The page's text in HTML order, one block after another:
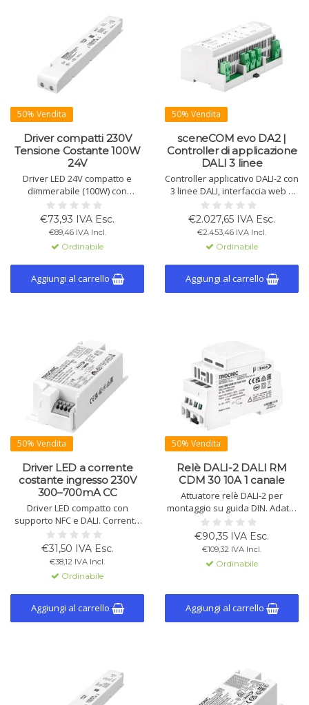
50% Vendita
Driver compatti 230V
Tensione Costante 100W
24V
Driver LED 24V compatto e
dimmerabile (100W) con
interfaccia one4all (DALI-2, DSI,
switchDIM), adatto per strip LED
flessibili, illuminazione
d’emergenza e programmabile
NFC. Incl. fermacavo.
€73,93 IVA Esc.
€89,46 IVA Incl.
Ordinabile
Aggiungi al carrello
50% Vendita
sceneCOM evo DA2 |
Controller di applicazione
DALI 3 linee
Controller applicativo DALI-2 con
3 linee DALI, interfaccia web e
funzioni espandibili. Supporta
fino a 192 driver DALI e test di
illuminazione di emergenza.
Funzioni extra con licenze
acquistabili.
€2.027,65 IVA Esc.
€2.453,46 IVA Incl.
Ordinabile
Aggiungi al carrello
50% Vendita
Driver LED a corrente
costante ingresso 230V
300–700mA CC
Driver LED compatto con
supporto NFC e DALI. Corrente
regolabile (300-700 mA), 28 W, 86
% di efficienza. Adatto per
illuminazione di emergenza e
vari sistemi di illuminazione.
€31,50 IVA Esc.
€38,12 IVA Incl.
Ordinabile
Aggiungi al carrello
50% Vendita
Relè DALI-2 DALI RM
CDM 30 10A 1 canale
Attuatore relè DALI-2 per
montaggio su guida DIN. Adatto
per correnti di spunto fino a 490
A e corrente nominale fino a 10
A. Relè senza potenziale,
compatibile con DALI/DALI-2.
€90,35 IVA Esc.
€109,32 IVA Incl.
Ordinabile
Aggiungi al carrello